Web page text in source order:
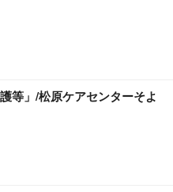
等」/松原ケアセンターそよ